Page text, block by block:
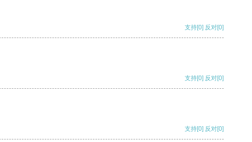
支持[0] 反对[0]
支持[0] 反对[0]
支持[0] 反对[0]